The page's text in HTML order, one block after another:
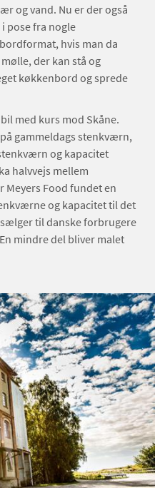
og vand. Nu er der også
pose fra nogle
hvis man da
der kan stå og
køkkenbord og sprede
med kurs mod Skåne.
gammeldags stenkværn,
og kapacitet
halvvejs mellem
Meyers Food fundet en
og kapacitet til det
sælger til danske forbrugere
mindre del bliver malet